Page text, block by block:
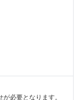
必要となります。